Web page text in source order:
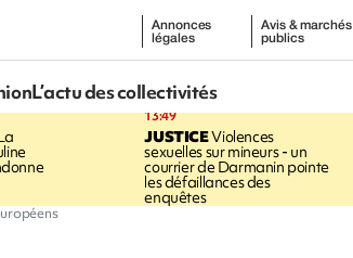
Annonces
légales
Avis & marchés
publics
L’actu des collectivités
13:49
JUSTICEViolences
sexuelles sur mineurs - un
courrier de Darmanin pointe
les défaillances des
enquêtes